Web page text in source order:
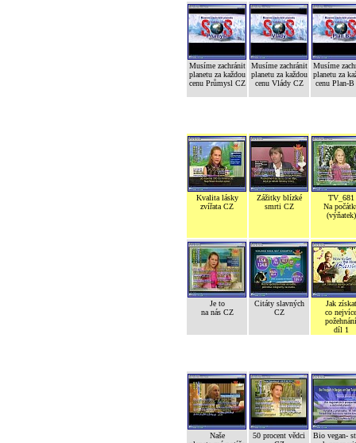
Musíme zachránit
planetu za každou
cenu Průmysl CZ
Musíme zachránit
planetu za každou
cenu Vlády CZ
Musíme
planetu za
cenu Plan-
Kvalita lásky
zvířata CZ
Zážitky blízké
smrti CZ
TV_681
Na
(výňatek)
Je to
na nás CZ
Citáty slavných
CZ
Jak získat
co nejvíce
požehnání
díl 1
Naše
50 procent vědci
Bio vegan-